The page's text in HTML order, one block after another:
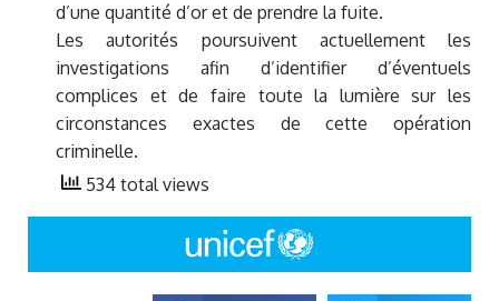
d’une quantité d’or et de prendre la fuite.
Les autorités poursuivent actuellement les
investigations afin d’identifier d’éventuels
complices et de faire toute la lumière sur les
circonstances exactes de cette opération
criminelle.
534 total views